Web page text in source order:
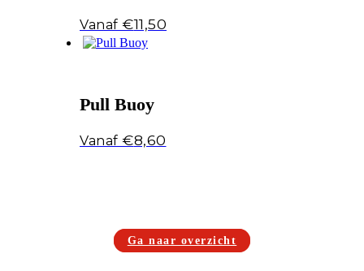
€11,50
Pull Buoy
€8,60
Ga naar overzicht